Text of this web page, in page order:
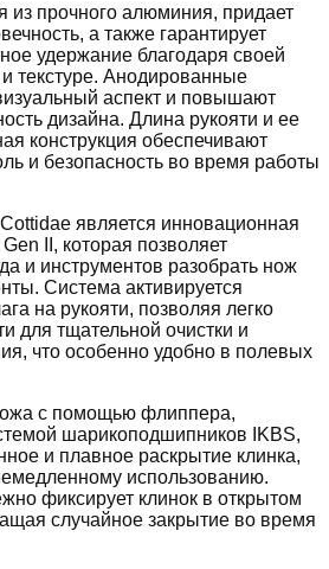
из прочного алюминия, придает
а также гарантирует
удержание благодаря своей
текстуре. Анодированные
аспект и повышают
дизайна. Длина рукояти и ее
конструкция обеспечивают
и безопасность во время работы
является инновационная
II, которая позволяет
и инструментов разобрать нож
Система активируется
на рукояти, позволяя легко
для тщательной очистки и
что особенно удобно в полевых
с помощью флиппера,
шарикоподшипников IKBS,
и плавное раскрытие клинка,
использованию.
фиксирует клинок в открытом
случайное закрытие во время